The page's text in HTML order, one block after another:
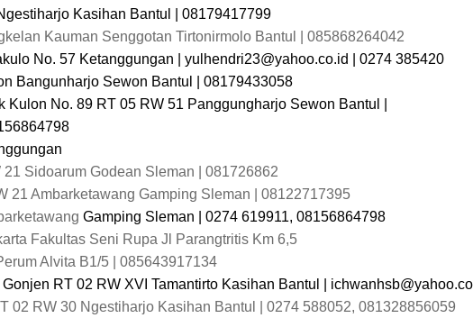
Kasihan Bantul | 08179417799
Kauman Senggotan Tirtonirmolo Bantul | 085868264042
No. 57 Ketanggungan | yulhendri23@yahoo.co.id
| 0274 385420
Bangunharjo Sewon Bantul | 08179433058
Kulon No. 89 RT 05 RW 51 Panggungharjo Sewon Bantul |
21 Sidoarum Godean Sleman | 081726862
21 Ambarketawang Gamping Sleman | 08122717395
Gamping Sleman | 0274 619911, 08156864798
Fakultas Seni Rupa Jl Parangtritis Km 6,5
Alvita B1/5 | 085643917134
| Gonjen RT 02 RW XVI Tamantirto Kasihan Bantul |
02 RW 30 Ngestiharjo Kasihan Bantul |
0274 588052, 081328856059